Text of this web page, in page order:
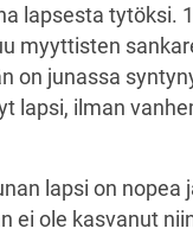
lapsesta tytöksi.
myyttisten
on junassa
lapsi, ilman
lapsi on nopea
ei ole kasvanut